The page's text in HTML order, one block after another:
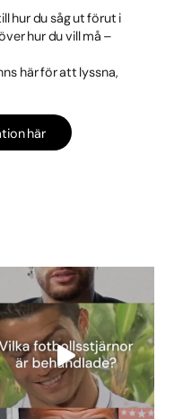
hur du såg ut förut i
hur du vill må –
här för att lyssna,
här